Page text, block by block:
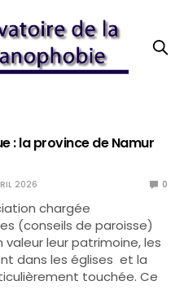
: la province de Namur
2026 0
chargée
(conseils de paroisse)
leur patrimoine, les
dans les églises et la
touchée. Ce